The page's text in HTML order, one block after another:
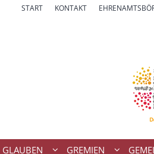
START KONTAKT
GLAUBEN GREMIEN